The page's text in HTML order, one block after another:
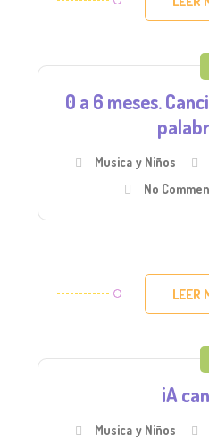
0 a 6 meses.
Musica y Niños
No
LEER
¡A
Musica y Niños